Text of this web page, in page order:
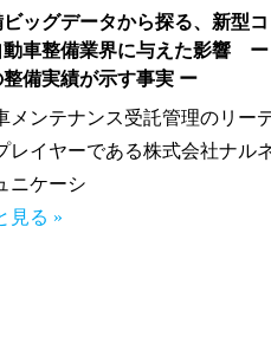
ッグデータから探る、新型
動車整備業界に与えた影響 ー
整備実績が示す事実 ー
メンテナンス受託管理のリー
レイヤーである株式会社ナル
ニケーシ
見る »